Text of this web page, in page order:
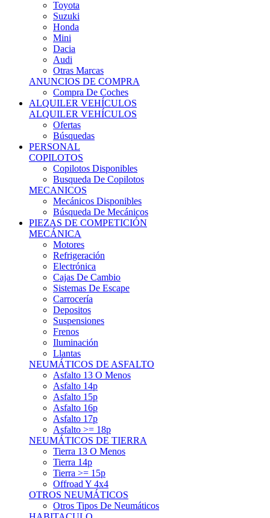
Honda
Mini
Dacia
Audi
Otras Marcas
ANUNCIOS DE COMPRA
Compra De Coches
ALQUILER VEHÍCULOS
ALQUILER VEHÍCULOS
Ofertas
Búsquedas
PERSONAL
COPILOTOS
Copilotos Disponibles
Busqueda De Copilotos
MECANICOS
Mecánicos Disponibles
Búsqueda De Mecánicos
PIEZAS DE COMPETICIÓN
MECÁNICA
Motores
Refrigeración
Electrónica
Cajas De Cambio
Sistemas De Escape
Carrocería
Depositos
Suspensiones
Frenos
Iluminación
Llantas
NEUMÁTICOS DE ASFALTO
Asfalto 13 O Menos
Asfalto 14p
Asfalto 15p
Asfalto 16p
Asfalto 17p
Asfalto >= 18p
NEUMÁTICOS DE TIERRA
Tierra 13 O Menos
Tierra 14p
Tierra >= 15p
Offroad Y 4x4
OTROS NEUMÁTICOS
Otros Tipos De Neumáticos
HABITACULO
Asiento Baquet